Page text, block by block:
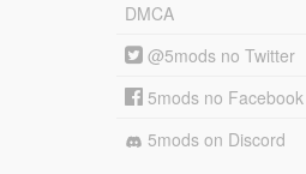
DMCA
@5mods no Twitter
5mods no Facebook
5mods on Discord